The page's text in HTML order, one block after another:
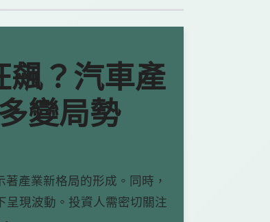
飆？汽車產
變局勢
產業新格局的形成。同時，
呈現波動。投資人需密切關注